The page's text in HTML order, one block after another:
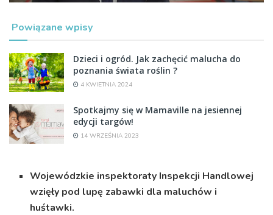
Powiązane wpisy
Dzieci i ogród. Jak zachęcić malucha do
poznania świata roślin ?
4 KWIETNIA 2024
Spotkajmy się w Mamaville na jesiennej
edycji targów!
14 WRZEŚNIA 2023
Wojewódzkie inspektoraty Inspekcji Handlowej
wzięły pod lupę zabawki dla maluchów i
huśtawki.